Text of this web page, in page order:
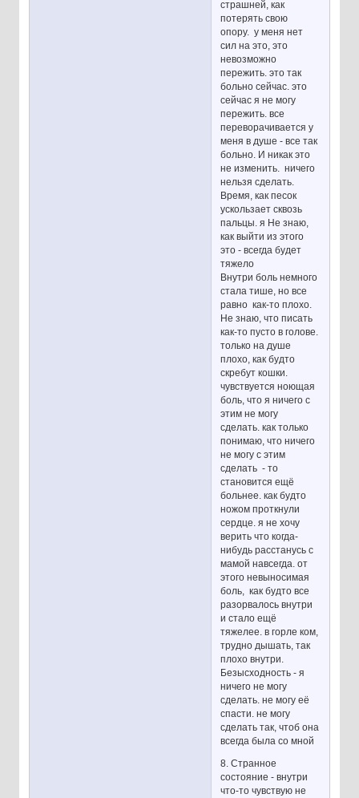
страшней, как
потерять свою
опору. у меня нет
сил на это, это
невозможно
пережить. это так
больно сейчас. это
сейчас я не могу
пережить. все
переворачивается у
меня в душе - все так
больно. И никак это
не изменить. ничего
нельзя сделать.
Время, как песок
ускользает сквозь
пальцы. я Не знаю,
как выйти из этого
это - всегда будет
тяжело
Внутри боль немного
стала тише, но все
равно как-то плохо.
Не знаю, что писать
как-то пусто в голове.
только на душе
плохо, как будто
скребут кошки.
чувствуется ноющая
боль, что я ничего с
этим не могу
сделать. как только
понимаю, что ничего
не могу с этим
сделать - то
становится ещё
больнее. как будто
ножом проткнули
сердце. я не хочу
верить что когда-
нибудь расстанусь с
мамой навсегда. от
этого невыносимая
боль, как будто все
разорвалось внутри
и стало ещё
тяжелее. в горле ком,
трудно дышать, так
плохо внутри.
Безысходность - я
ничего не могу
сделать. не могу её
спасти. не могу
сделать так, чтоб она
всегда была со мной
8. Странное
состояние - внутри
что-то чувствую не